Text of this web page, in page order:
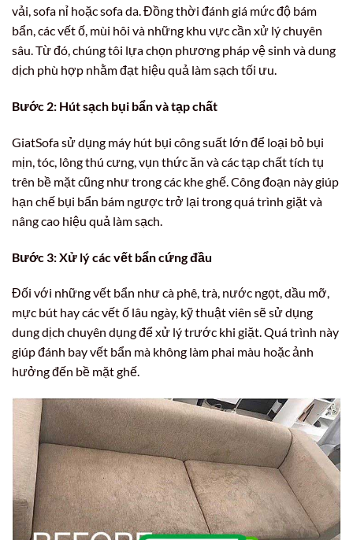
vải, sofa nỉ hoặc sofa da. Đồng thời đánh giá mức độ bám
bẩn, các vết ố, mùi hôi và những khu vực cần xử lý chuyên
sâu. Từ đó, chúng tôi lựa chọn phương pháp vệ sinh và dung
dịch phù hợp nhằm đạt hiệu quả làm sạch tối ưu.
Bước 2: Hút sạch bụi bẩn và tạp chất
GiatSofa sử dụng máy hút bụi công suất lớn để loại bỏ bụi
mịn, tóc, lông thú cưng, vụn thức ăn và các tạp chất tích tụ
trên bề mặt cũng như trong các khe ghế. Công đoạn này giúp
hạn chế bụi bẩn bám ngược trở lại trong quá trình giặt và
nâng cao hiệu quả làm sạch.
Bước 3: Xử lý các vết bẩn cứng đầu
Đối với những vết bẩn như cà phê, trà, nước ngọt, dầu mỡ,
mực bút hay các vết ố lâu ngày, kỹ thuật viên sẽ sử dụng
dung dịch chuyên dụng để xử lý trước khi giặt. Quá trình này
giúp đánh bay vết bẩn mà không làm phai màu hoặc ảnh
hưởng đến bề mặt ghế.